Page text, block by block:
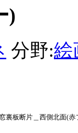
)
分野:絵
裏板断片＿西側北面(